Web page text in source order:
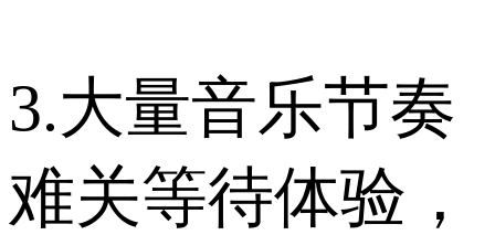
3.大量音乐节奏
难关等待体验，